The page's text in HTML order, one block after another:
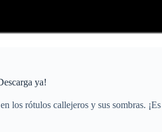
ya!
los rótulos callejeros y sus sombras. ¡Es